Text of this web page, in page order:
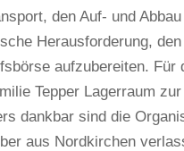
den Auf- und
Herausforderung,
aufzubereiten.
Tepper Lagerraum
dankbar sind die
aus Nordkirchen